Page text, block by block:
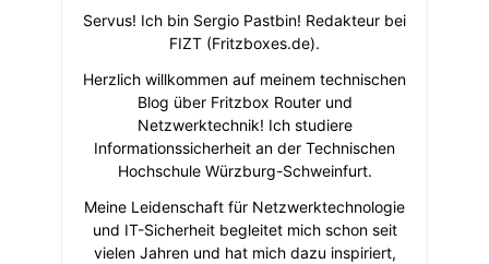
Servus! Ich bin Sergio Pastbin! Redakteur bei
FIZT (Fritzboxes.de).
Herzlich willkommen auf meinem technischen
Blog über Fritzbox Router und
Netzwerktechnik! Ich studiere
Informationssicherheit an der Technischen
Hochschule Würzburg-Schweinfurt.
Meine Leidenschaft für Netzwerktechnologie
und IT-Sicherheit begleitet mich schon seit
vielen Jahren und hat mich dazu inspiriert,